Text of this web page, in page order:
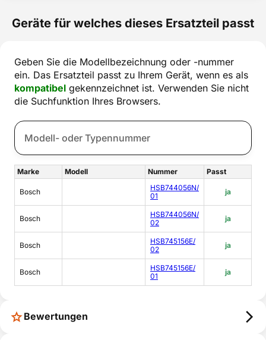
Geräte für welches dieses Ersatzteil passt
Geben Sie die Modellbezeichnung oder -nummer
ein. Das Ersatzteil passt zu Ihrem Gerät, wenn es als
kompatibel gekennzeichnet ist. Verwenden Sie nicht
die Suchfunktion Ihres Browsers.
Marke Modell Nummer Passt
Bosch
HSB744056N/
01
ja
Bosch
HSB744056N/
02
ja
Bosch
HSB745156E/
02
ja
Bosch
HSB745156E/
01
ja
Bewertungen